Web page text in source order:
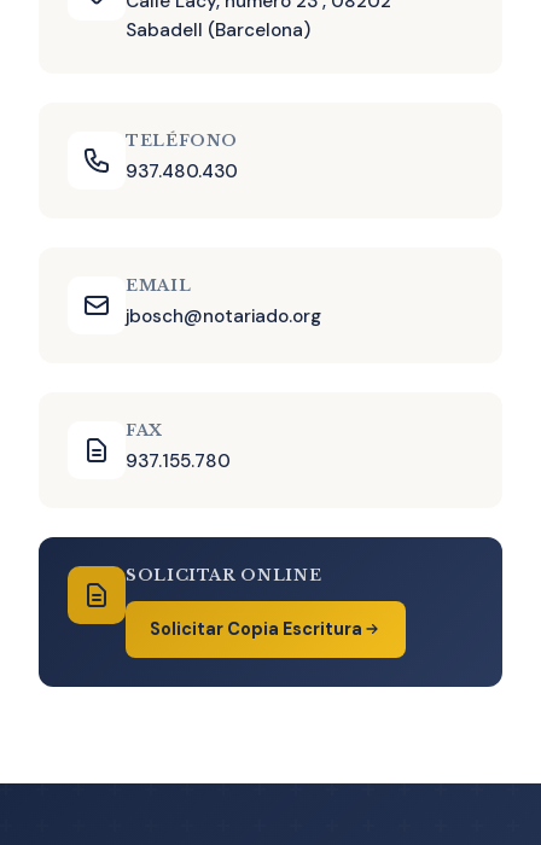
Sabadell (Barcelona)
TELÉFONO
937.480.430
EMAIL
jbosch@notariado.org
FAX
937.155.780
SOLICITAR ONLINE
Solicitar Copia Escritura